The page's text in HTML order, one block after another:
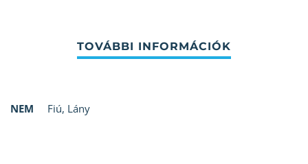
NEM Fiú, Lány